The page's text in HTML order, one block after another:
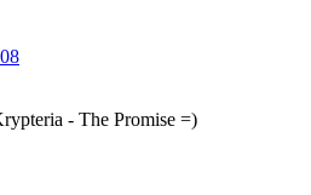
- The Promise =)